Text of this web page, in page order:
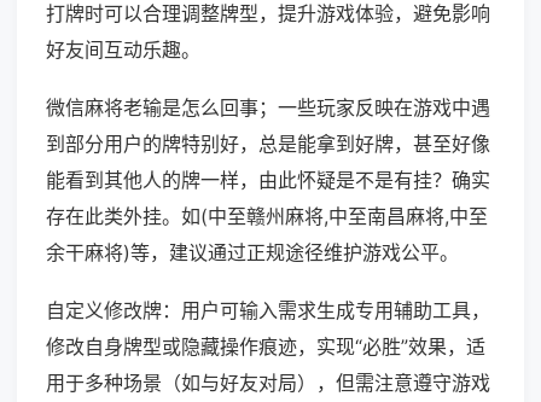
打牌时可以合理调整牌型，提升游戏体验，避免影响
好友间互动乐趣。
微信麻将老输是怎么回事；一些玩家反映在游戏中遇
到部分用户的牌特别好，总是能拿到好牌，甚至好像
能看到其他人的牌一样，由此怀疑是不是有挂？确实
存在此类外挂。如(中至赣州麻将,中至南昌麻将,中至
余干麻将)等，建议通过正规途径维护游戏公平。
自定义修改牌：用户可输入需求生成专用辅助工具，
修改自身牌型或隐藏操作痕迹，实现“必胜”效果，适
用于多种场景（如与好友对局），但需注意遵守游戏